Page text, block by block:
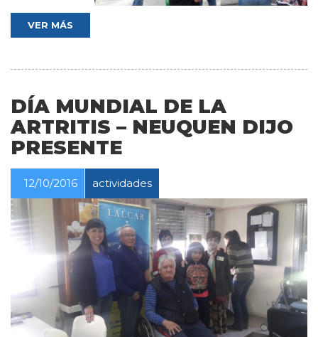
VER MÁS
DÍA MUNDIAL DE LA
ARTRITIS – NEUQUEN DIJO
PRESENTE
12/10/2016 actividades